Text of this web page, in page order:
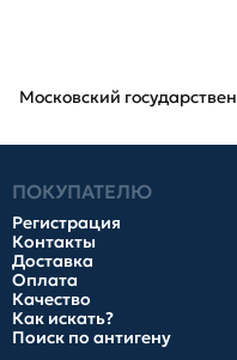
Московский
ПОКУПАТЕЛЮ
Регистрация
Контакты
Доставка
Оплата
Качество
Как искать?
Поиск по антигену